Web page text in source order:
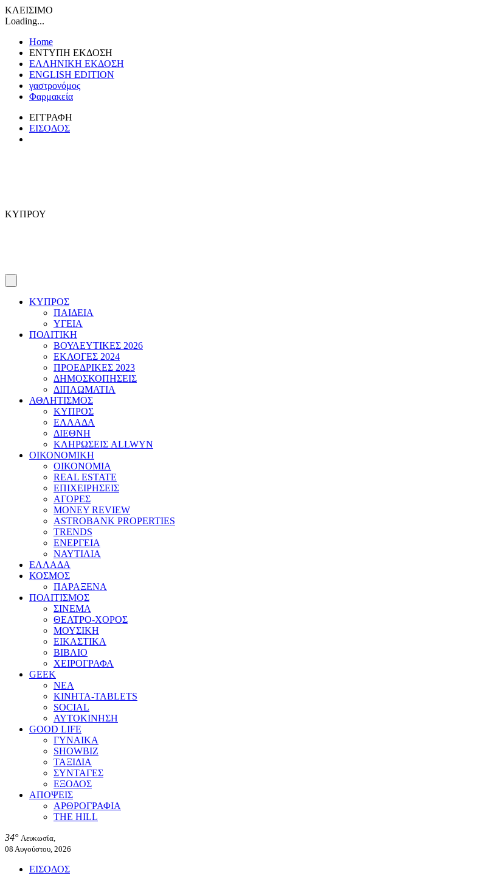
ΚΛΕΙΣΙΜΟ
Loading...
Home
ΕΝΤΥΠΗ ΕΚΔΟΣΗ
ΕΛΛΗΝΙΚΗ ΕΚΔΟΣΗ
ENGLISH EDITION
γαστρονόμος
Φαρμακεία
ΕΓΓΡΑΦΗ
ΕΙΣΟΔΟΣ
ΚΥΠΡΟΥ
ΚΥΠΡΟΣ
ΠΑΙΔΕΙΑ
ΥΓΕΙΑ
ΠΟΛΙΤΙΚΗ
ΒΟΥΛΕΥΤΙΚΕΣ 2026
ΕΚΛΟΓΕΣ 2024
ΠΡΟΕΔΡΙΚΕΣ 2023
ΔΗΜΟΣΚΟΠΗΣΕΙΣ
ΔΙΠΛΩΜΑΤΙΑ
ΑΘΛΗΤΙΣΜΟΣ
ΚΥΠΡΟΣ
ΕΛΛΑΔΑ
ΔΙΕΘΝΗ
ΚΛΗΡΩΣΕΙΣ ALLWYN
ΟΙΚΟΝΟΜΙΚΗ
ΟΙΚΟΝΟΜΙΑ
REAL ESTATE
ΕΠΙΧΕΙΡΗΣΕΙΣ
ΑΓΟΡΕΣ
MONEY REVIEW
ASTROBANK PROPERTIES
TRENDS
ΕΝΕΡΓΕΙΑ
ΝΑΥΤΙΛΙΑ
ΕΛΛΑΔΑ
ΚΟΣΜΟΣ
ΠΑΡΑΞΕΝΑ
ΠΟΛΙΤΙΣΜΟΣ
ΣΙΝΕΜΑ
ΘΕΑΤΡΟ-ΧΟΡΟΣ
ΜΟΥΣΙΚΗ
ΕΙΚΑΣΤΙΚΑ
ΒΙΒΛΙΟ
ΧΕΙΡΟΓΡΑΦΑ
GEEK
ΝΕΑ
ΚΙΝΗΤΑ-TABLETS
SOCIAL
ΑΥΤΟΚΙΝΗΣΗ
GOOD LIFE
ΓΥΝΑΙΚΑ
SHOWBIZ
ΤΑΞΙΔΙΑ
ΣΥΝΤΑΓΕΣ
ΕΞΟΔΟΣ
ΑΠΟΨΕΙΣ
ΑΡΘΡΟΓΡΑΦΙΑ
THE HILL
34° Λευκωσία,
08 Αυγούστου, 2026
ΕΙΣΟΔΟΣ